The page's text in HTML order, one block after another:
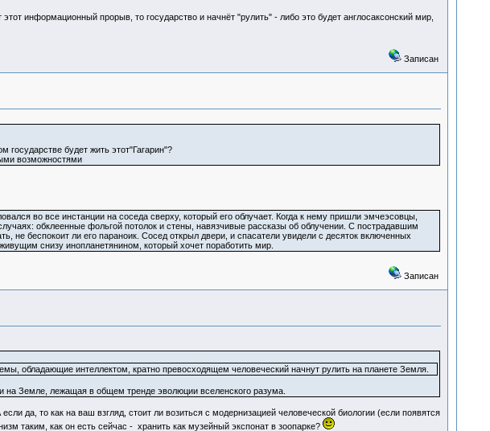
информационный прорыв, то государство и начнёт "рулить" - либо это будет англосаксонский мир,
Записан
государстве будет жить этот"Гагарин"?
возможностями
во все инстанции на соседа сверху, который его облучает. Когда к нему пришли эмчеэсовцы,
обклеенные фольгой потолок и стены, навязчивые рассказы об облучении. С пострадавшим
не беспокоит ли его параноик. Сосед открыл двери, и спасатели увидели с десяток включенных
снизу инопланетянином, который хочет поработить мир.
Записан
обладающие интеллектом, кратно превосходящем человеческий начнут рулить на планете Земля.
на Земле, лежащая в общем тренде эволюции вселенского разума.
да, то как на ваш взгляд, стоит ли возиться с модернизацией человеческой биологии (если появятся
таким, как он есть сейчас - хранить как музейный экспонат в зоопарке?